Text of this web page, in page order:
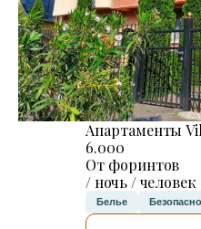
Апартаменты
6.000
От форинтов
/ ночь / человек
Белье